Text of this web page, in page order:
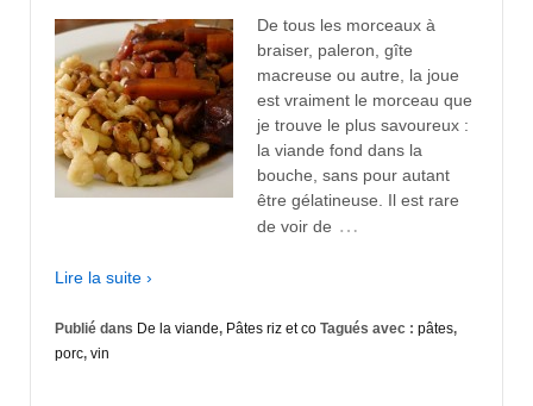
De tous les morceaux à
braiser, paleron, gîte
macreuse ou autre, la joue
est vraiment le morceau que
je trouve le plus savoureux :
la viande fond dans la
bouche, sans pour autant
être gélatineuse. Il est rare
de voir de …
Lire la suite ›
Publié dans De la viande, Pâtes riz et co Tagués avec : pâtes,
porc, vin